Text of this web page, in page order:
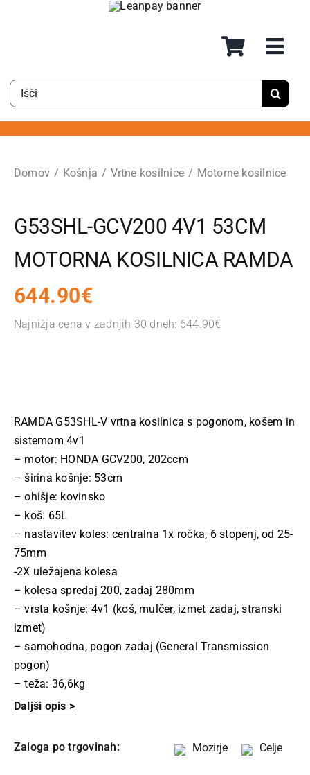
Rezultati
iskanja
za:
Domov Košnja Vrtne kosilnice Motorne kosilnice
G53SHL-GCV200 4V1 53CM
MOTORNA KOSILNICA RAMDA
644.90€
Najnižja cena v zadnjih 30 dneh: 644.90€
RAMDA G53SHL-V vrtna kosilnica s pogonom, košem in
sistemom 4v1
– motor: HONDA GCV200, 202ccm
– širina košnje: 53cm
– ohišje: kovinsko
– koš: 65L
– nastavitev koles: centralna 1x ročka, 6 stopenj, od 25-
75mm
-2X uležajena kolesa
– kolesa spredaj 200, zadaj 280mm
– vrsta košnje: 4v1 (koš, mulčer, izmet zadaj, stranski
izmet)
– samohodna, pogon zadaj (General Transmission
pogon)
– teža: 36,6kg
Daljši opis >
Zaloga po trgovinah: Mozirje Celje